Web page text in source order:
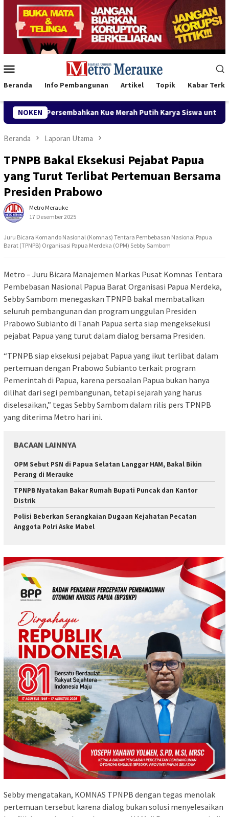
Loncat
konten
Mobile
Beranda Info Pembangunan Artikel Topik Kabar
NOKENKue Merah Putih Karya Siswa untuk Wabup Fauzun
Beranda Laporan Utama
TPNPB Bakal Eksekusi Pejabat Papua
yang Turut Terlibat Pertemuan Bersama
Presiden Prabowo
Metro Merauke
17 Desember 2025
Juru Bicara Komando Nasional (Komnas) Tentara Pembebasan Nasional Papua
Barat (TPNPB) Organisasi Papua Merdeka (OPM) Sebby Sambom
Metro – Juru Bicara Manajemen Markas Pusat Komnas Tentara
Pembebasan Nasional Papua Barat Organisasi Papua Merdeka,
Sebby Sambom menegaskan TPNPB bakal membatalkan
seluruh pembangunan dan program unggulan Presiden
Prabowo Subianto di Tanah Papua serta siap mengeksekusi
pejabat Papua yang turut dalam dialog bersama Presiden.
“TPNPB siap eksekusi pejabat Papua yang ikut terlibat dalam
pertemuan dengan Prabowo Subianto terkait program
Pemerintah di Papua, karena persoalan Papua bukan hanya
dilihat dari segi pembangunan, tetapi sejarah yang harus
diselesaikan,” tegas Sebby Sambom dalam rilis pers TPNPB
yang diterima Metro hari ini.
BACAAN LAINNYA
OPM Sebut PSN di Papua Selatan Langgar HAM, Bakal Bikin
Perang di Merauke
TPNPB Nyatakan Bakar Rumah Bupati Puncak dan Kantor
Distrik
Polisi Beberkan Serangkaian Dugaan Kejahatan Pecatan
Anggota Polri Aske Mabel
Sebby mengatakan, KOMNAS TPNPB dengan tegas menolak
pertemuan tersebut karena dialog bukan solusi menyelesaikan